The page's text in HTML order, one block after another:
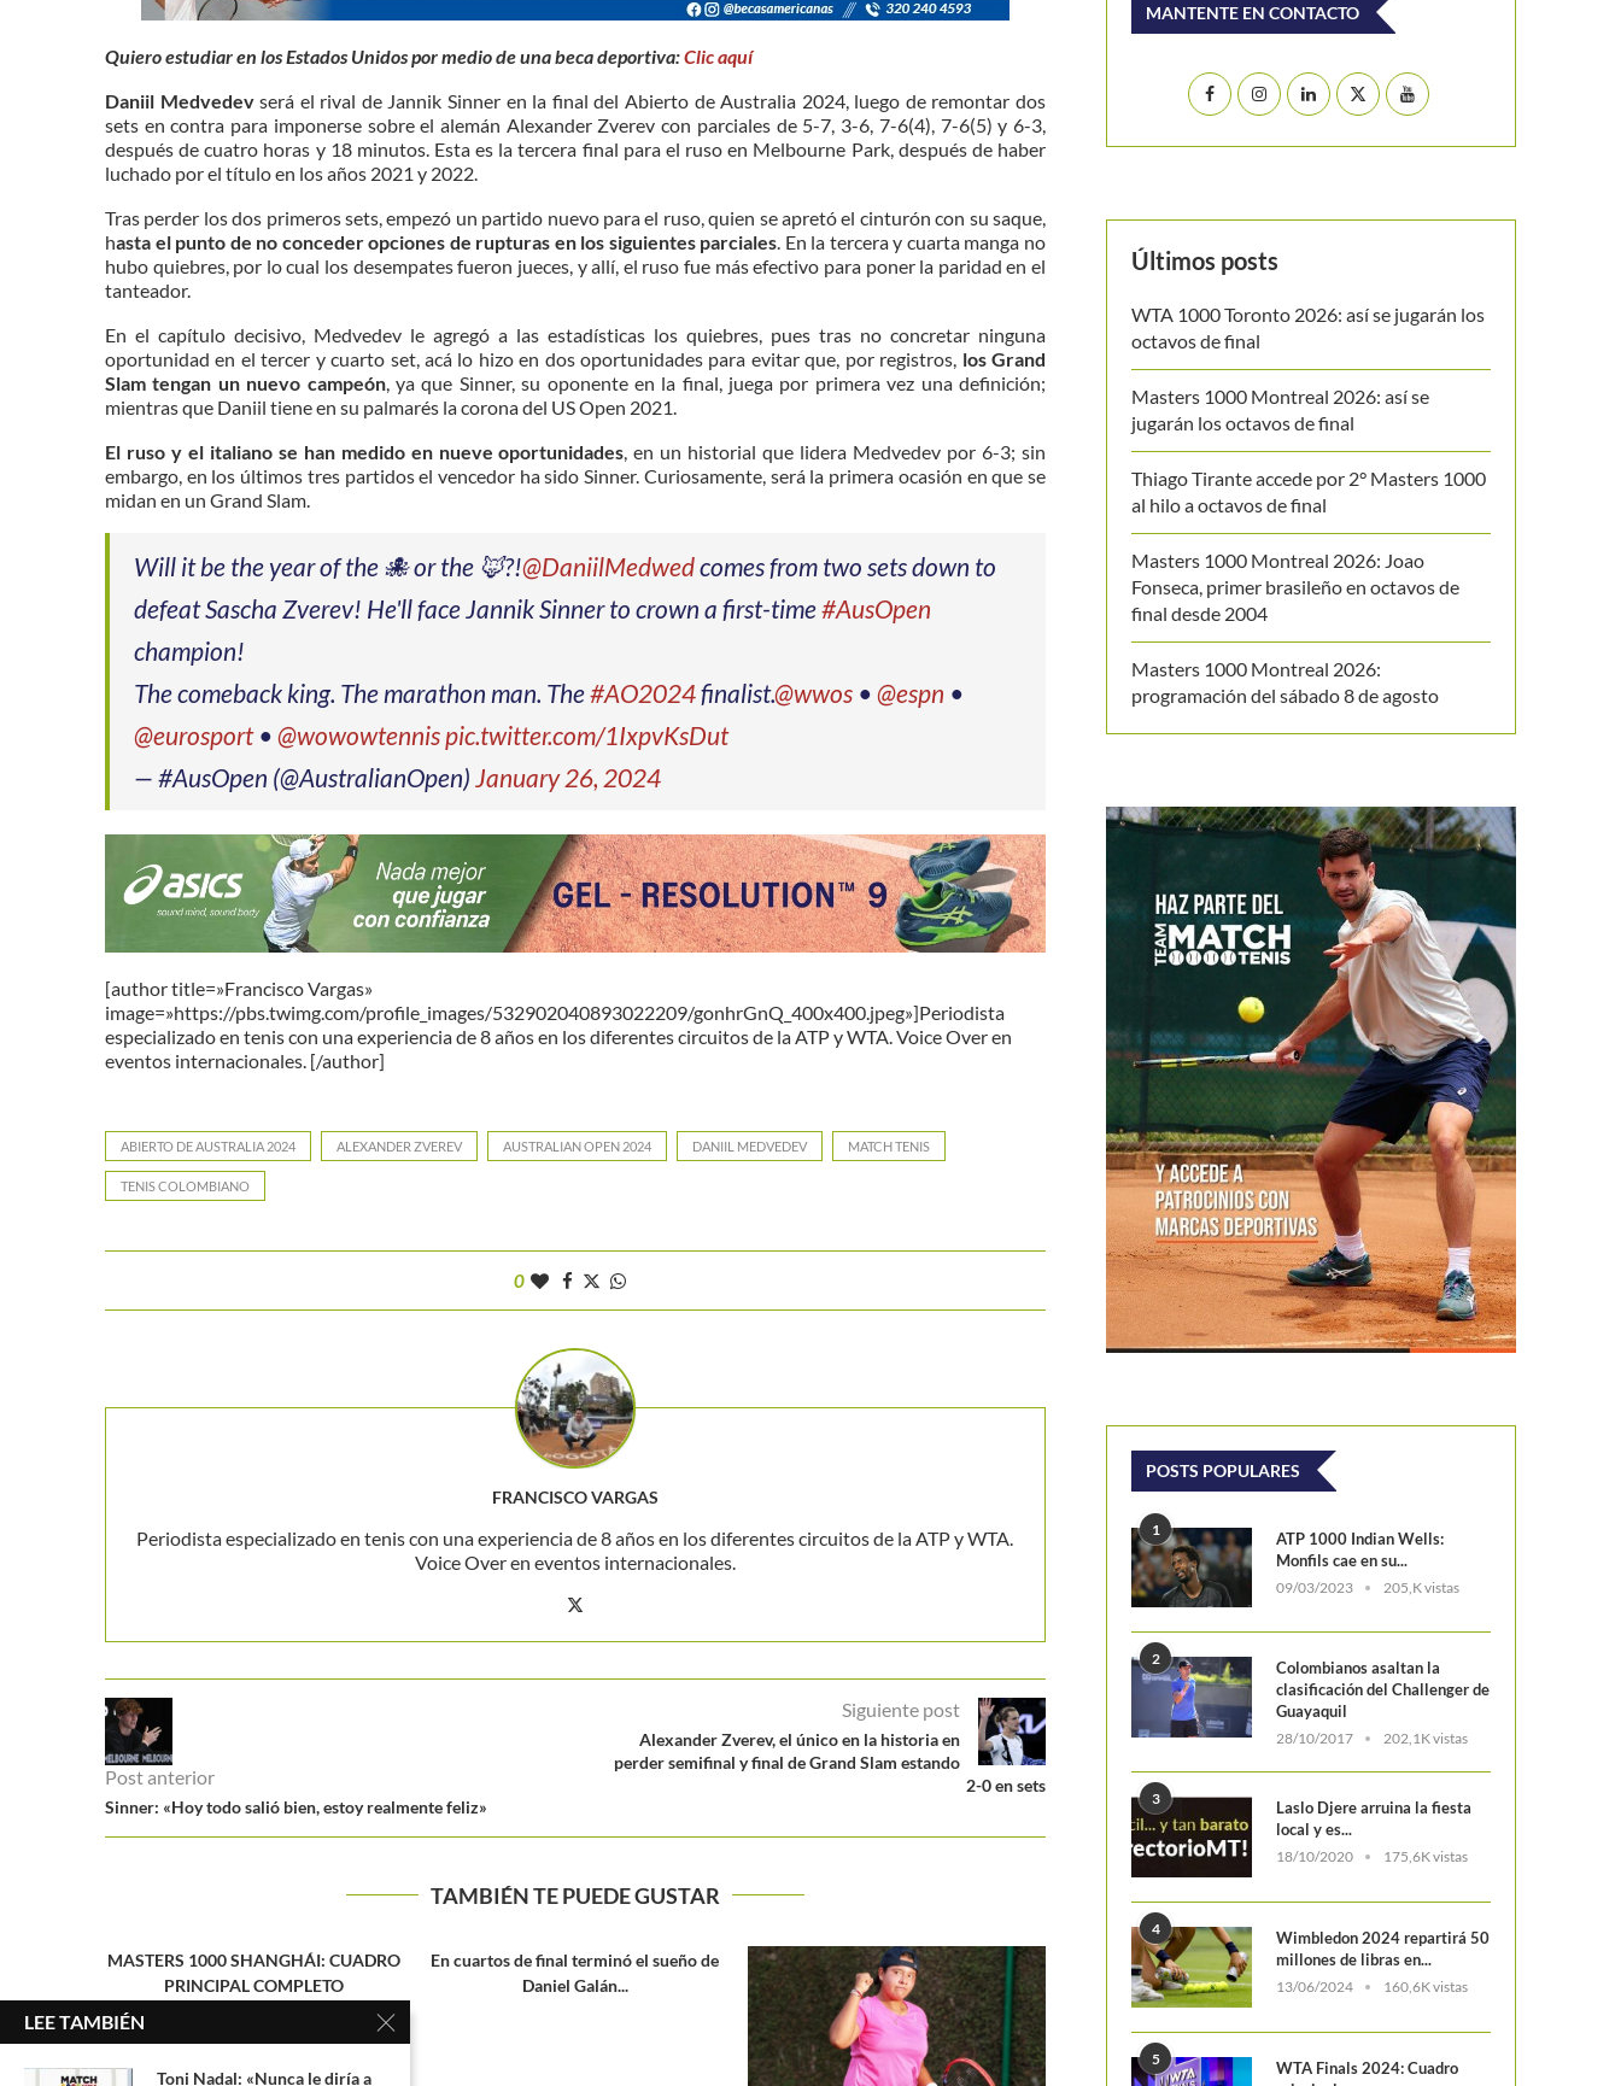
Quiero estudiar en los Estados Unidos por medio de una beca deportiva:Clic aquí
Daniil Medvedevserá el rival de Jannik Sinner en la final del Abierto de Australia 2024, luego de remontar dos
sets en contra para imponerse sobre el alemán Alexander Zverev con parciales de 5-7, 3-6, 7-6(4), 7-6(5) y 6-3,
después de cuatro horas y 18 minutos. Esta es la tercera final para el ruso en Melbourne Park, después de haber
luchado por el título en los años 2021 y 2022.
Tras perder los dos primeros sets, empezó un partido nuevo para el ruso, quien se apretó el cinturón con su saque,
hasta el punto de no conceder opciones de rupturas en los siguientes parciales . En la tercera y cuarta manga no
hubo quiebres, por lo cual los desempates fueron jueces, y allí, el ruso fue más efectivo para poner la paridad en el
tanteador.
En el capítulo decisivo, Medvedev le agregó a las estadísticas los quiebres, pues tras no concretar ninguna
oportunidad en el tercer y cuarto set, acá lo hizo en dos oportunidades para evitar que, por registros, los Grand
Slam tengan un nuevo campeón, ya que Sinner, su oponente en la final, juega por primera vez una definición;
mientras que Daniil tiene en su palmarés la corona del US Open 2021.
El ruso y el italiano se han medido en nueve oportunidades , en un historial que lidera Medvedev por 6-3; sin
embargo, en los últimos tres partidos el vencedor ha sido Sinner. Curiosamente, será la primera ocasión en que se
midan en un Grand Slam.
Will it be the year of the 🐙 or the 🦊?!@DaniilMedwedcomes from two sets down to
defeat Sascha Zverev! He'll face Jannik Sinner to crown a first-time#AusOpen
champion!
The comeback king. The marathon man. The#AO2024finalist.@wwos • @espn •
@eurosport• @wowowtennis pic.twitter.com/1IxpvKsDut
— #AusOpen (@AustralianOpen) January 26, 2024
[author title=»Francisco Vargas»
image=»https://pbs.twimg.com/profile_images/532902040893022209/gonhrGnQ_400x400.jpeg»]Periodista
especializado en tenis con una experiencia de 8 años en los diferentes circuitos de la ATP y WTA. Voice Over en
eventos internacionales. [/author]
ABIERTO DE AUSTRALIA 2024 ALEXANDER ZVEREV AUSTRALIAN OPEN 2024 DANIIL MEDVEDEV MATCH TENIS
TENIS COLOMBIANO
0
FRANCISCO VARGAS
Periodista especializado en tenis con una experiencia de 8 años en los diferentes circuitos de la ATP y WTA.
Voice Over en eventos internacionales.
Post anterior
Sinner: «Hoy todo salió bien, estoy realmente feliz»
Siguiente post
Alexander Zverev, el único en la historia en
perder semifinal y final de Grand Slam estando
2-0 en sets
TAMBIÉN TE PUEDE GUSTAR
En cuartos de final terminó el sueño de
Daniel Galán...
Daniel Galán pone a
MANTENTE EN CONTACTO
Últimos posts
WTA 1000 Toronto 2026: así se jugarán los
octavos de final
Masters 1000 Montreal 2026: así se
jugarán los octavos de final
Thiago Tirante accede por 2° Masters 1000
al hilo a octavos de final
Masters 1000 Montreal 2026: Joao
Fonseca, primer brasileño en octavos de
final desde 2004
Masters 1000 Montreal 2026:
programación del sábado 8 de agosto
POSTS POPULARES
1
ATP 1000 Indian Wells:
Monfils cae en su...
09/03/2023 205,K vistas
2
Colombianos asaltan la
clasificación del Challenger de
Guayaquil
28/10/2017 202,1K vistas
3
Laslo Djere arruina la fiesta
local y es...
18/10/2020 175,6K vistas
4
Wimbledon 2024 repartirá 50
millones de libras en...
13/06/2024 160,6K vistas
5
WTA Finals 2024: Cuadro
LEE TAMBIÉN
Toni Nadal: «Nunca le diría a